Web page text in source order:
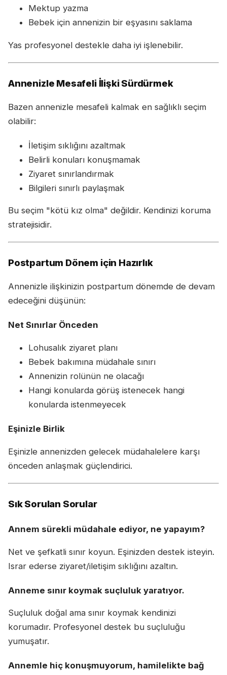
Mektup yazma
Bebek için annenizin bir eşyasını saklama
Yas profesyonel destekle daha iyi işlenebilir.
Annenizle Mesafeli İlişki Sürdürmek
Bazen annenizle mesafeli kalmak en sağlıklı seçim
olabilir:
İletişim sıklığını azaltmak
Belirli konuları konuşmamak
Ziyaret sınırlandırmak
Bilgileri sınırlı paylaşmak
Bu seçim "kötü kız olma" değildir. Kendinizi koruma
stratejisidir.
Postpartum Dönem için Hazırlık
Annenizle ilişkinizin postpartum dönemde de devam
edeceğini düşünün:
Net Sınırlar Önceden
Lohusalık ziyaret planı
Bebek bakımına müdahale sınırı
Annenizin rolünün ne olacağı
Hangi konularda görüş istenecek hangi
konularda istenmeyecek
Eşinizle Birlik
Eşinizle annenizden gelecek müdahalelere karşı
önceden anlaşmak güçlendirici.
Sık Sorulan Sorular
Annem sürekli müdahale ediyor, ne yapayım?
Net ve şefkatli sınır koyun. Eşinizden destek isteyin.
Israr ederse ziyaret/iletişim sıklığını azaltın.
Anneme sınır koymak suçluluk yaratıyor.
Suçluluk doğal ama sınır koymak kendinizi
korumadır. Profesyonel destek bu suçluluğu
yumuşatır.
Annemle hiç konuşmuyorum, hamilelikte bağ